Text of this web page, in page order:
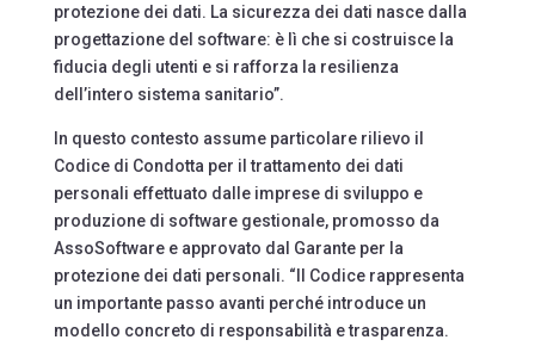
protezione dei dati. La sicurezza dei dati nasce dalla
progettazione del software: è lì che si costruisce la
fiducia degli utenti e si rafforza la resilienza
dell’intero sistema sanitario”.
In questo contesto assume particolare rilievo il
Codice di Condotta per il trattamento dei dati
personali effettuato dalle imprese di sviluppo e
produzione di software gestionale, promosso da
AssoSoftware e approvato dal Garante per la
protezione dei dati personali. “Il Codice rappresenta
un importante passo avanti perché introduce un
modello concreto di responsabilità e trasparenza.